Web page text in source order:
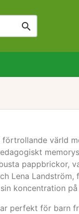

förtrollande värld
pappbrickor,
Lena
koncentration
perfekt för barn